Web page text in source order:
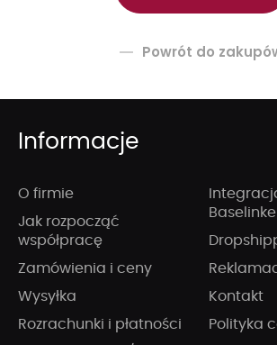
Powrót do
Informacje
O firmie
Jak rozpocząć
współpracę
Zamówienia i ceny
Wysyłka
Rozrachunki i płatności
Kontakt
Polityka